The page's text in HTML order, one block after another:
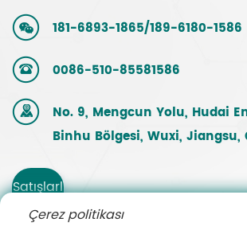
181-6893-1865/189-6180-1586
0086-510-85581586
No. 9, Mengcun Yolu, Hudai
Binhu Bölgesi, Wuxi, Jiangsu,
Satışlarl
a
Çerez politikası